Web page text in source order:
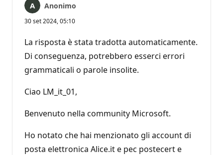
Anonimo
30 set 2024, 05:10
La risposta è stata tradotta automaticamente.
Di conseguenza, potrebbero esserci errori
grammaticali o parole insolite.
Ciao LM_it_01,
Benvenuto nella community Microsoft.
Ho notato che hai menzionato gli account di
posta elettronica Alice.it e pec postecert e